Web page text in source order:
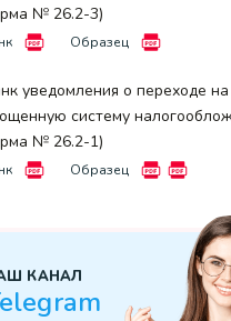
№ 26.2-3)
Образец
уведомления о переходе на
систему
№ 26.2-1)
Образец
КАНАЛ